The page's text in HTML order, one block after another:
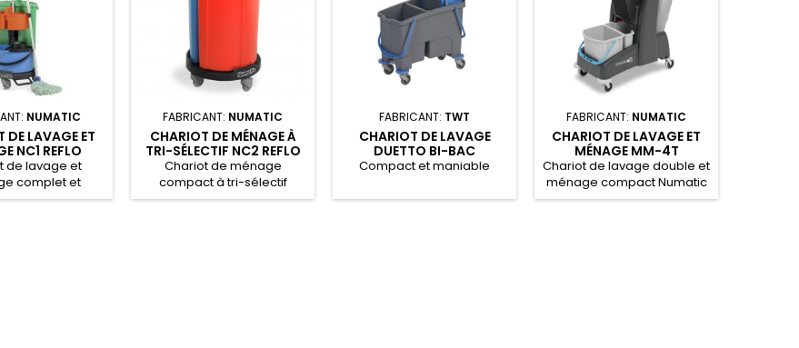
NUMATIC
DE LAVAGE ET
NC1 REFLO
de lavage et
complet et
NC1 ReFlo.
FABRICANT: NUMATIC
CHARIOT DE MÉNAGE À
TRI-SÉLECTIF NC2 REFLO
Chariot de ménage
compact à tri-sélectif
Numatic NC2 ReFlo.
FABRICANT: TWT
CHARIOT DE LAVAGE
DUETTO BI-BAC
Compact et maniable
FABRICANT: NUMATIC
CHARIOT DE LAVAGE ET
MÉNAGE MM-4T
MULTIMATIC
Chariot de lavage double et
ménage compact Numatic
MM-4T MULTIMATIC.